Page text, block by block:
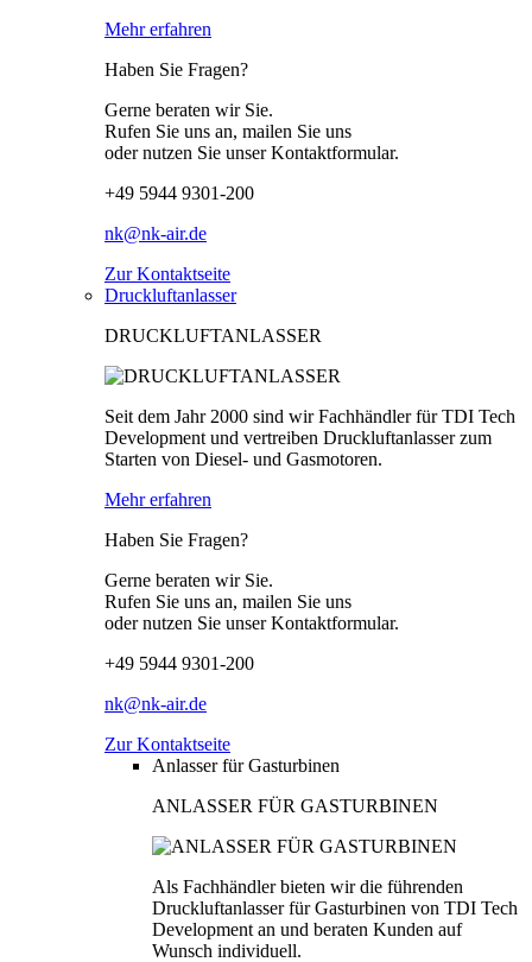
Mehr erfahren
Haben Sie Fragen?
Gerne beraten wir Sie.
Rufen Sie uns an, mailen Sie uns
oder nutzen Sie unser Kontaktformular.
+49 5944 9301-200
nk@nk-air.de
Zur Kontaktseite
Druckluftanlasser
DRUCKLUFTANLASSER
Seit dem Jahr 2000 sind wir Fachhändler für TDI Tech
Development und vertreiben Druckluftanlasser zum
Starten von Diesel- und Gasmotoren.
Mehr erfahren
Haben Sie Fragen?
Gerne beraten wir Sie.
Rufen Sie uns an, mailen Sie uns
oder nutzen Sie unser Kontaktformular.
+49 5944 9301-200
nk@nk-air.de
Zur Kontaktseite
Anlasser für Gasturbinen
ANLASSER FÜR GASTURBINEN
Als Fachhändler bieten wir die führenden
Druckluftanlasser für Gasturbinen von TDI Tech
Development an und beraten Kunden auf
Wunsch individuell.